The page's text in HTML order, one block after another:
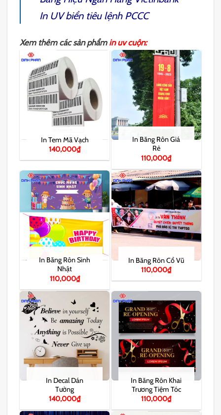
In UV biển tiêu lệnh PCCC
Xem thêm các sản phẩm in uv cuộn:
In Tem Mã Vạch
140,000₫
In Băng Rôn Giá
Rẻ
110,000₫
In Băng Rôn Sinh
Nhật
110,000₫
In Băng Rôn Cổ Vũ
110,000₫
In Decal Dán
Tường
140,000₫
In Băng Rôn Khai
Trương Tiệm Tóc
110,000₫